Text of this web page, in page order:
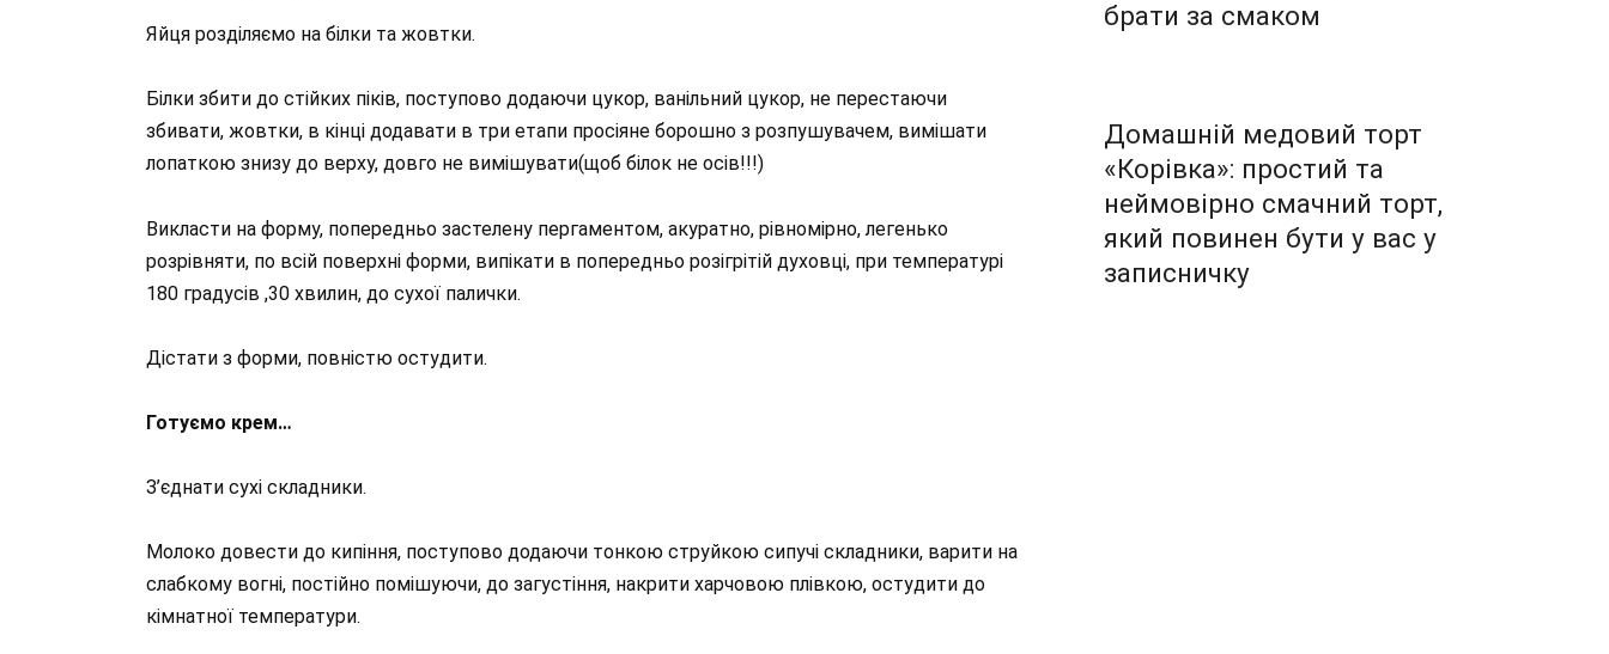
Яйця розділяємо на білки та жовтки.
Білки збити до стійких піків, поступово додаючи цукор, ванільний цукор, не перестаючи
збивати, жовтки, в кінці додавати в три етапи просіяне борошно з розпушувачем, вимішати
лопаткою знизу до верху, довго не вимішувати(щоб білок не осів!!!)
Викласти на форму, попередньо застелену пергаментом, акуратно, рівномірно, легенько
розрівняти, по всій поверхні форми, випікати в попередньо розігрітій духовці, при температурі
180 градусів ,30 хвилин, до сухої палички.
Дістати з форми, повністю остудити.
Готуємо крем…
З’єднати сухі складники.
Молоко довести до кипіння, поступово додаючи тонкою струйкою сипучі складники, варити на
слабкому вогні, постійно помішуючи, до загустіння, накрити харчовою плівкою, остудити до
кімнатної температури.
брати за смаком
Домашній медовий торт
«Корівка»: простий та
неймовірно смачний торт,
який повинен бути у вас у
записничку